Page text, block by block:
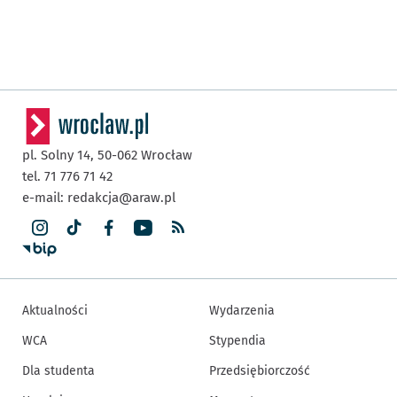
pl. Solny 14, 50-062 Wrocław
tel. 71 776 71 42
e-mail: redakcja@araw.pl
Aktualności
WCA
Dla studenta
Wydarzenia
Stypendia
Przedsiębiorczość